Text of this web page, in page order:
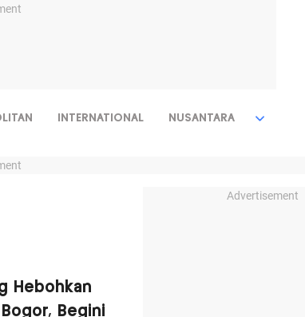
INTERNATIONAL NUSANTARA
Hebohkan
Begini
Advertisement